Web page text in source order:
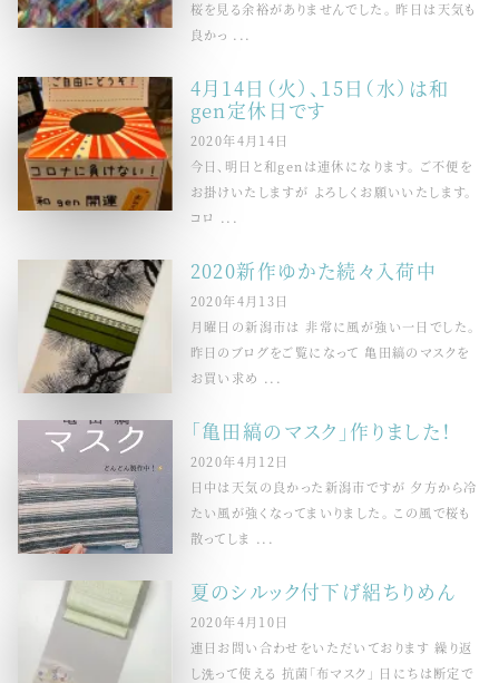
桜を見る余裕がありませんでした。 昨日は天気も
良かっ ...
4月14日（火）、15日（水）は和
gen定休日です
2020年4月14日
今日、明日と和genは連休になります。 ご不便を
お掛けいたしますが よろしくお願いいたします。
コロ ...
2020新作ゆかた続々入荷中
2020年4月13日
月曜日の新潟市は 非常に風が強い一日でした。
昨日のブログをご覧になって 亀田縞のマスクを
お買い求め ...
「亀田縞のマスク」作りました！
2020年4月12日
日中は天気の良かった新潟市ですが 夕方から冷
たい風が強くなってまいりました。 この風で桜も
散ってしま ...
夏のシルック付下げ絽ちりめん
2020年4月10日
連日お問い合わせをいただいております 繰り返
し洗って使える 抗菌「布マスク」 日にちは断定で